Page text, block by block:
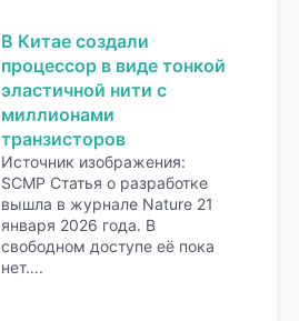
В Китае создали
процессор в виде тонкой
эластичной нити с
миллионами
транзисторов
Источник изображения:
SCMP Статья о разработке
вышла в журнале Nature 21
января 2026 года. В
свободном доступе её пока
нет….